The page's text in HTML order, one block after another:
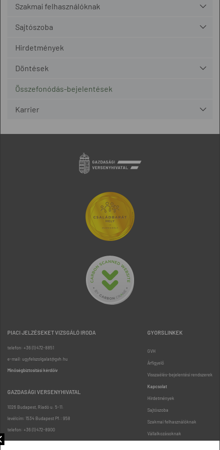
Szakmai felhasználóknak
Sajtószoba
Hirdetmények
Döntések
Összefonódás-bejelentések
Karrier
PIACI JELZÉSEKET VIZSGÁLÓ IRODA
telefon: +36 (1) 472-8851
e-mail: ugyfelszolgalat@gvh.hu
Minőségbiztosítási kérdőív
GAZDASÁGI VERSENYHIVATAL
1026 Budapest, Riadó u. 5-11.
levélcím: 1534 Budapest Pf.: 958
telefon: +36 (1) 472-8900
GYORSLINKEK
GVH
Árfigyelő
Visszaélés-bejelentési rendszerek
Kapcsolat
Hirdetmények
Sajtószoba
Szakmai felhasználóknak
Vállalkozásoknak